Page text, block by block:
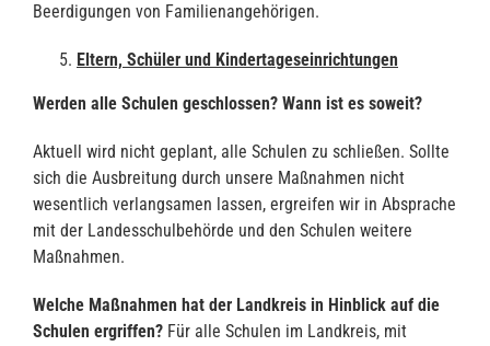
Beerdigungen von Familienangehörigen.
Eltern, Schüler und Kindertageseinrichtungen
Werden alle Schulen geschlossen? Wann ist es soweit?
Aktuell wird nicht geplant, alle Schulen zu schließen. Sollte
sich die Ausbreitung durch unsere Maßnahmen nicht
wesentlich verlangsamen lassen, ergreifen wir in Absprache
mit der Landesschulbehörde und den Schulen weitere
Maßnahmen.
Welche Maßnahmen hat der Landkreis in Hinblick auf die
Schulen ergriffen? Für alle Schulen im Landkreis, mit